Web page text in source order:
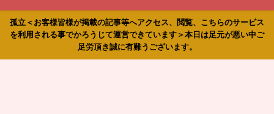
孤立＜お客様皆様が掲載の記事等へアクセス、閲覧、こちらのサービス
を利用される事でかろうじて運営できています＞本日は足元が悪い中ご
足労頂き誠に有難うございます。